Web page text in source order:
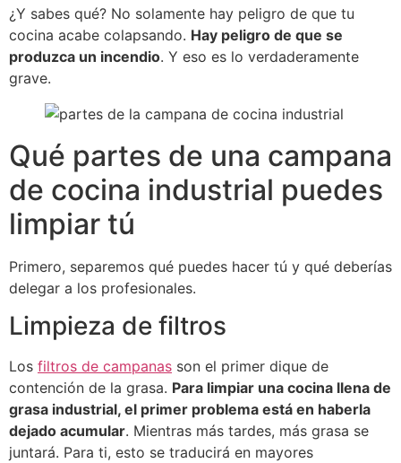
¿Y sabes qué? No solamente hay peligro de que tu
cocina acabe colapsando. Hay peligro de que se
produzca un incendio. Y eso es lo verdaderamente
grave.
Qué partes de una campana
de cocina industrial puedes
limpiar tú
Primero, separemos qué puedes hacer tú y qué deberías
delegar a los profesionales.
Limpieza de filtros
Los filtros de campanas son el primer dique de
contención de la grasa. Para limpiar una cocina llena de
grasa industrial, el primer problema está en haberla
dejado acumular. Mientras más tardes, más grasa se
juntará. Para ti, esto se traducirá en mayores